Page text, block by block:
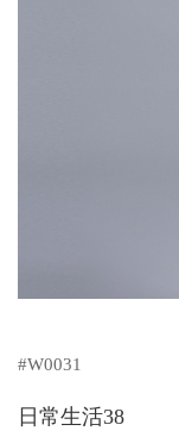
#W0031
日常生活38